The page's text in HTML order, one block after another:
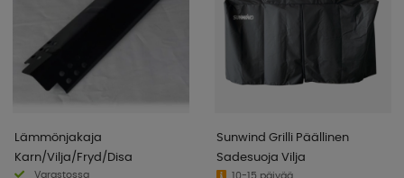
Lämmönjakaja
Karn/Vilja/Fryd/Disa
Varastossa
Sunwind Grilli Päällinen
Sadesuoja Vilja
10-15 päivää